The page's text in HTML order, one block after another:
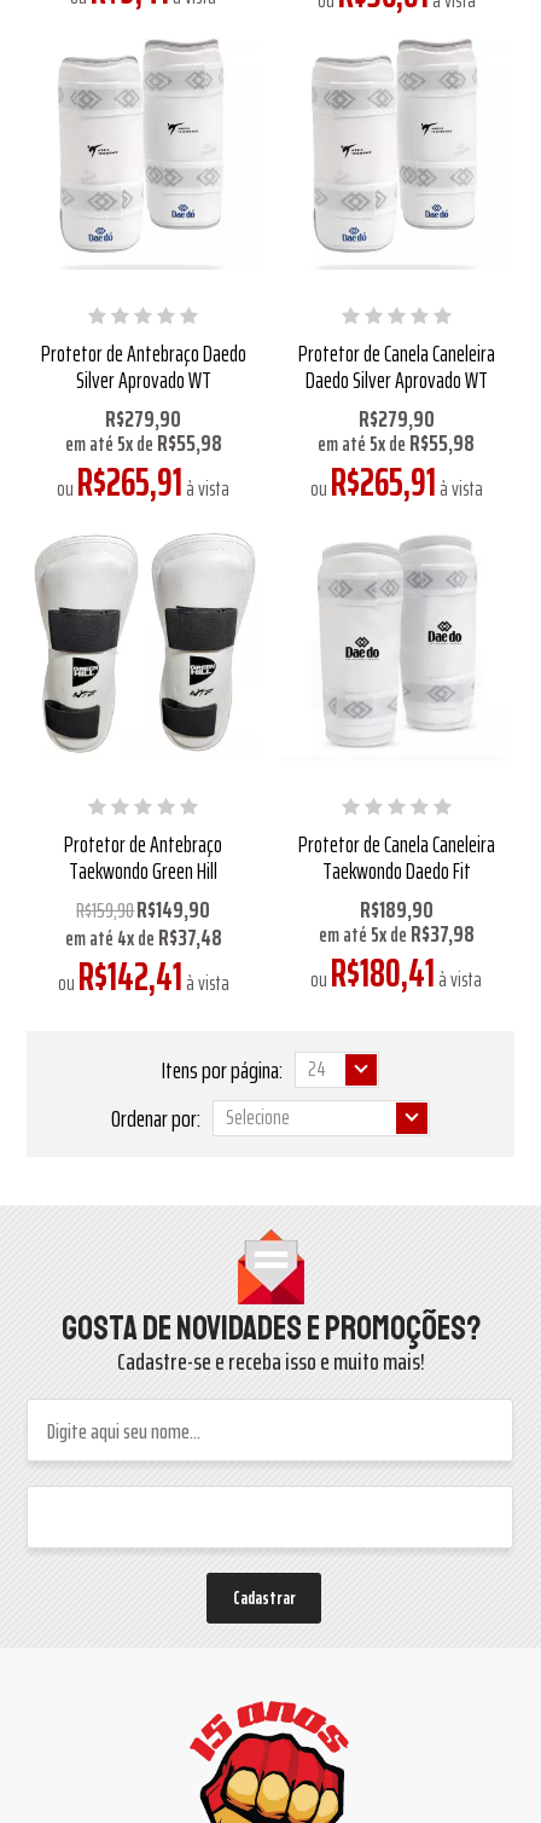
Protetor de Antebraço Daedo
Silver Aprovado WT
R$279,90
em até5xdeR$55,98
ouR$265,91à vista
Protetor de Canela Caneleira
Daedo Silver Aprovado WT
R$279,90
em até5xdeR$55,98
ouR$265,91à vista
Protetor de Antebraço
Taekwondo Green Hill
R$159,90R$149,90
em até4xdeR$37,48
ouR$142,41à vista
Protetor de Canela Caneleira
Taekwondo Daedo Fit
R$189,90
em até5xdeR$37,98
ouR$180,41à vista
Itens por página:
Ordenar por:
Gosta de novidades e promoções?
Cadastre-se e receba isso e muito mais!
Cadastrar